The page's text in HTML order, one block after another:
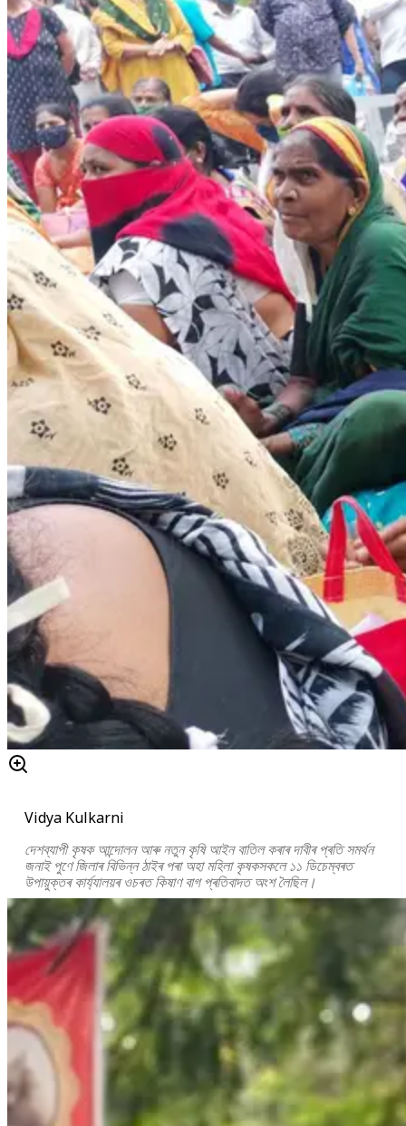
Vidya Kulkarni
দেশব্যাপী কৃষক আন্দোলন আৰু নতুন কৃষি আইন বাতিল কৰাৰ দাবীৰ প্ৰতি সমৰ্থন
জনাই পুণে জিলাৰ বিভিন্ন ঠাইৰ পৰা অহা মহিলা কৃষকসকলে ১১ ডিচেম্বৰত
উপায়ুক্তৰ কাৰ্য্যালয়ৰ ওচৰত কিষাণ বাগ প্ৰতিবাদত অংশ লৈছিল।